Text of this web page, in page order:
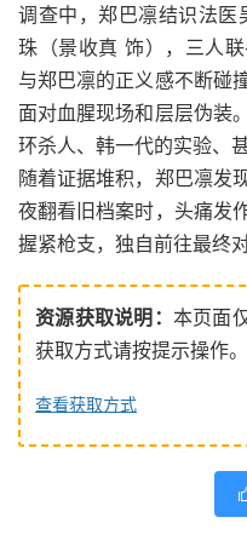
调查中，郑巴凛结识法
珠（景收真 饰），三人
与郑巴凛的正义感不断碰
面对血腥现场和层层伪装
环杀人、韩一代的实验、
随着证据堆积，郑巴凛发
夜翻看旧档案时，头痛发
握紧枪支，独自前往最终
资源获取说明： 本页面
获取方式请按提示操作。
查看获取方式